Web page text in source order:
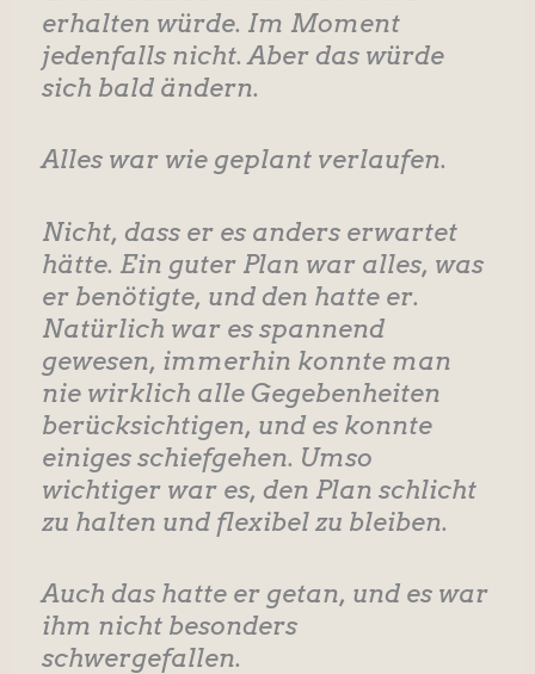
erhalten würde. Im Moment
jedenfalls nicht. Aber das würde
sich bald ändern.
Alles war wie geplant verlaufen.
Nicht, dass er es anders erwartet
hätte. Ein guter Plan war alles, was
er benötigte, und den hatte er.
Natürlich war es spannend
gewesen, immerhin konnte man
nie wirklich alle Gegebenheiten
berücksichtigen, und es konnte
einiges schiefgehen. Umso
wichtiger war es, den Plan schlicht
zu halten und flexibel zu bleiben.
Auch das hatte er getan, und es war
ihm nicht besonders
schwergefallen.